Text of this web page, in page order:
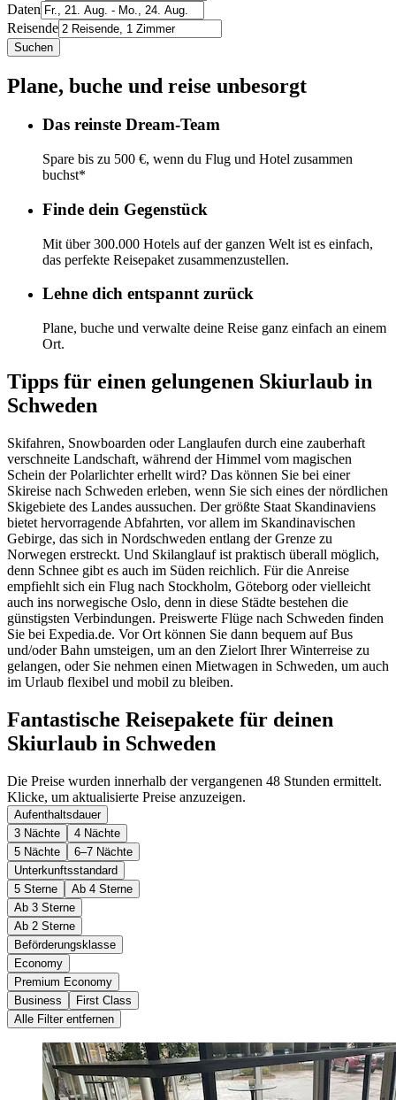
Daten
Reisende
Suchen
Plane, buche und reise unbesorgt
Das reinste Dream-Team
Spare bis zu 500 €, wenn du Flug und Hotel zusammen
buchst*
Finde dein Gegenstück
Mit über 300.000 Hotels auf der ganzen Welt ist es einfach,
das perfekte Reisepaket zusammenzustellen.
Lehne dich entspannt zurück
Plane, buche und verwalte deine Reise ganz einfach an einem
Ort.
Tipps für einen gelungenen Skiurlaub in
Schweden
Skifahren, Snowboarden oder Langlaufen durch eine zauberhaft
verschneite Landschaft, während der Himmel vom magischen
Schein der Polarlichter erhellt wird? Das können Sie bei einer
Skireise nach Schweden erleben, wenn Sie sich eines der nördlichen
Skigebiete des Landes aussuchen. Der größte Staat Skandinaviens
bietet hervorragende Abfahrten, vor allem im Skandinavischen
Gebirge, das sich in Nordschweden entlang der Grenze zu
Norwegen erstreckt. Und Skilanglauf ist praktisch überall möglich,
denn Schnee gibt es auch im Süden reichlich. Für die Anreise
empfiehlt sich ein Flug nach Stockholm, Göteborg oder vielleicht
auch ins norwegische Oslo, denn in diese Städte bestehen die
günstigsten Verbindungen. Preiswerte Flüge nach Schweden finden
Sie bei Expedia.de. Vor Ort können Sie dann bequem auf Bus
und/oder Bahn umsteigen, um an den Zielort Ihrer Winterreise zu
gelangen, oder Sie nehmen einen Mietwagen in Schweden, um auch
im Urlaub flexibel und mobil zu bleiben.
Fantastische Reisepakete für deinen
Skiurlaub in Schweden
Die Preise wurden innerhalb der vergangenen 48 Stunden ermittelt.
Klicke, um aktualisierte Preise anzuzeigen.
Aufenthaltsdauer
3 Nächte
4 Nächte
5 Nächte
6–7 Nächte
Unterkunftsstandard
5 Sterne
Ab 4 Sterne
Ab 3 Sterne
Ab 2 Sterne
Beförderungsklasse
Economy
Premium Economy
Business
First Class
Alle Filter entfernen